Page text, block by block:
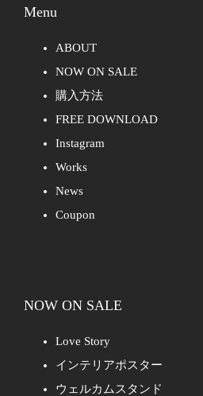
Menu
ABOUT
NOW ON SALE
購入方法
FREE DOWNLOAD
Instagram
Works
News
Coupon
NOW ON SALE
Love Story
インテリアポスター
ウェルカムスタンド